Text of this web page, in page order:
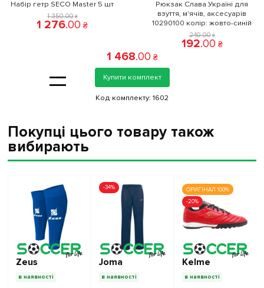
Набір гетр SECO Master 5 шт
1 350.00 ₴
1 276.00 ₴
Рюкзак Слава Україні для
взуття, м'ячів, аксесуарів
10290100 колiр: жовто-синій
240.00 ₴
192.00 ₴
=
1 468.00 ₴
Купити комплект
Код комплекту:1602
Покупці цього товару також
вибирають
Zeus
в наявності
-34%
Joma
в наявності
ОРИГІНАЛ 100%
-20%
Kelme
в наявності